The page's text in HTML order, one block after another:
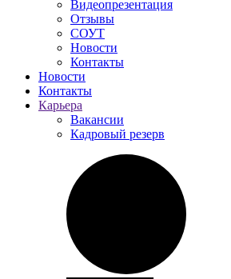
Видеопрезентация
Отзывы
СОУТ
Новости
Контакты
Новости
Контакты
Карьера
Вакансии
Кадровый резерв